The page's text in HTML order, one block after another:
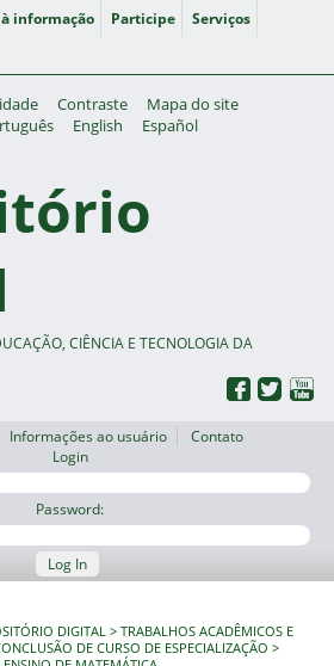
à informação Participe
Serviços
Contraste
Mapa do site
English Español
CIÊNCIA E TECNOLOGIA DA
Informações ao usuário
Contato
Login
Password:
Log In
DIGITAL
TRABALHOS ACADÊMICOS E
DE CURSO DE ESPECIALIZAÇÃO